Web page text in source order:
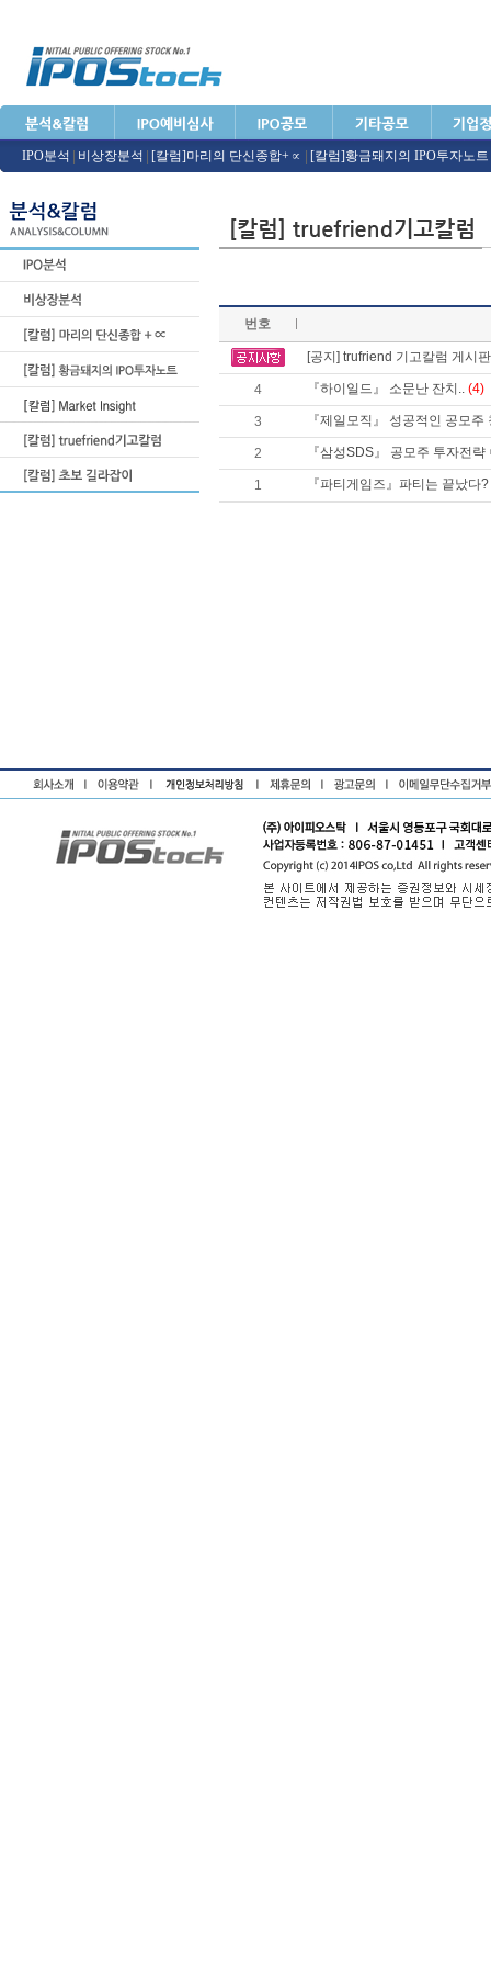
IPO분석 비상장분석 [칼럼]마리의 단신종합+∝ [칼럼]황금돼지의 IPO투자노트
번호
[공지] trufriend 기고칼럼 게시
4 『하이일드』 소문난 잔치.. (4)
3 『제일모직』 성공적인 공모
2 『삼성SDS』 공모주 투자전
1 『파티게임즈』파티는 끝났다?